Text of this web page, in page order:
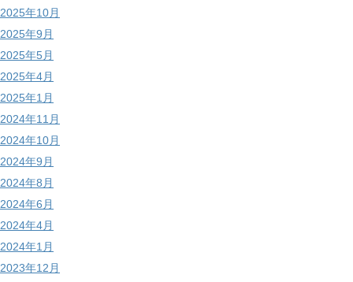
2025年10月
2025年9月
2025年5月
2025年4月
2025年1月
2024年11月
2024年10月
2024年9月
2024年8月
2024年6月
2024年4月
2024年1月
2023年12月